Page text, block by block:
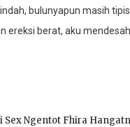
bulunyapun masih
ereksi berat, aku
Sex Ngentot Fhira